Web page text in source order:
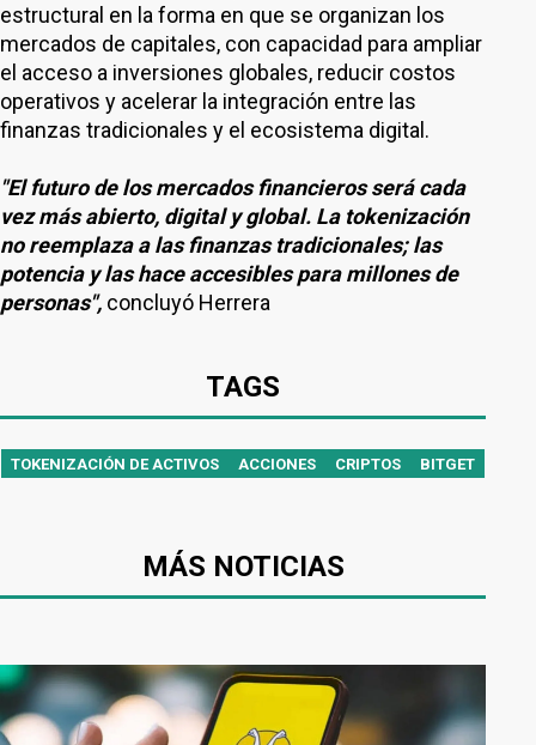
estructural en la forma en que se organizan los
mercados de capitales, con capacidad para ampliar
el acceso a inversiones globales, reducir costos
operativos y acelerar la integración entre las
finanzas tradicionales y el ecosistema digital.
"El futuro de los mercados financieros será cada
vez más abierto, digital y global. La tokenización
no reemplaza a las finanzas tradicionales; las
potencia y las hace accesibles para millones de
personas", concluyó Herrera
TAGS
TOKENIZACIÓN DE ACTIVOS ACCIONES CRIPTOS BITGET
MÁS NOTICIAS